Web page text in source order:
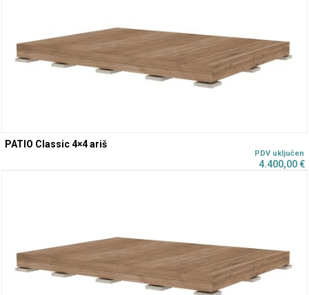
PATIO Classic 4×4 ariš
4.400,00€